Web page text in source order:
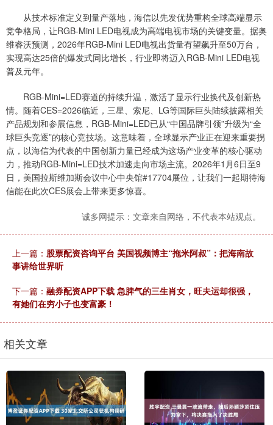
从技术标准定义到量产落地，海信以先发优势重构全球高端显示
竞争格局，让RGB-Mini LED电视成为高端电视市场的关键变量。据奥
维睿沃预测，2026年RGB-Mini LED电视出货量有望飙升至50万台，
实现高达25倍的爆发式同比增长，行业即将迈入RGB-Mini LED电视
普及元年。
RGB-Mini=LED赛道的持续升温，激活了显示行业换代及创新热
情。随着CES=2026临近，三星、索尼、LG等国际巨头陆续披露相关
产品规划和参展信息，RGB-Mini=LED已从“中国品牌引领”升级为“全
球巨头竞逐”的核心竞技场。这意味着，全球显示产业正在迎来重要拐
点，以海信为代表的中国创新力量已经成为这场产业变革的核心驱动
力，推动RGB-Mini=LED技术加速走向市场主流。2026年1月6日至9
日，美国拉斯维加斯会议中心中央馆#17704展位，让我们一起期待海
信能在此次CES展会上带来更多惊喜。
诚多网提示：文章来自网络，不代表本站观点。
上一篇： 股票配资咨询平台 美国视频博主“拖米阿叔”：把海南故
事讲给世界听
下一篇： 融券配资APP下载 急脾气的三生肖女，旺夫运却很强，
有她们在穷小子也变富豪！
相关文章